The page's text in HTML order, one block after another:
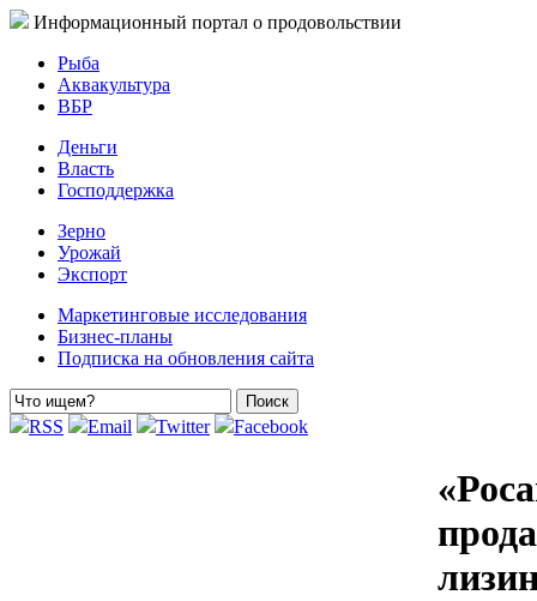
Информационный портал о продовольствии
Рыба
Аквакультура
ВБР
Деньги
Власть
Господдержка
Зерно
Урожай
Экспорт
Маркетинговые исследования
Бизнес-планы
Подписка на обновления сайта
RSS Email Twitter Facebook